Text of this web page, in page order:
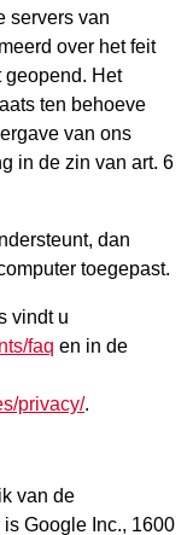
servers van
over het feit
geopend. Het
ten behoeve
van ons
in de zin van art. 6
dan
toegepast.
vindt u
faq en in de
privacy/.
van de
Google Inc., 1600